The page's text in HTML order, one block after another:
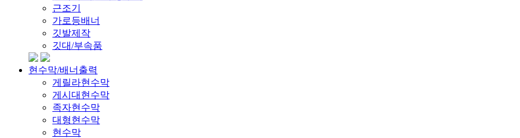
근조기
가로등배너
깃발제작
깃대/부속품
현수막/배너출력
게릴라현수막
게시대현수막
족자현수막
대형현수막
현수막